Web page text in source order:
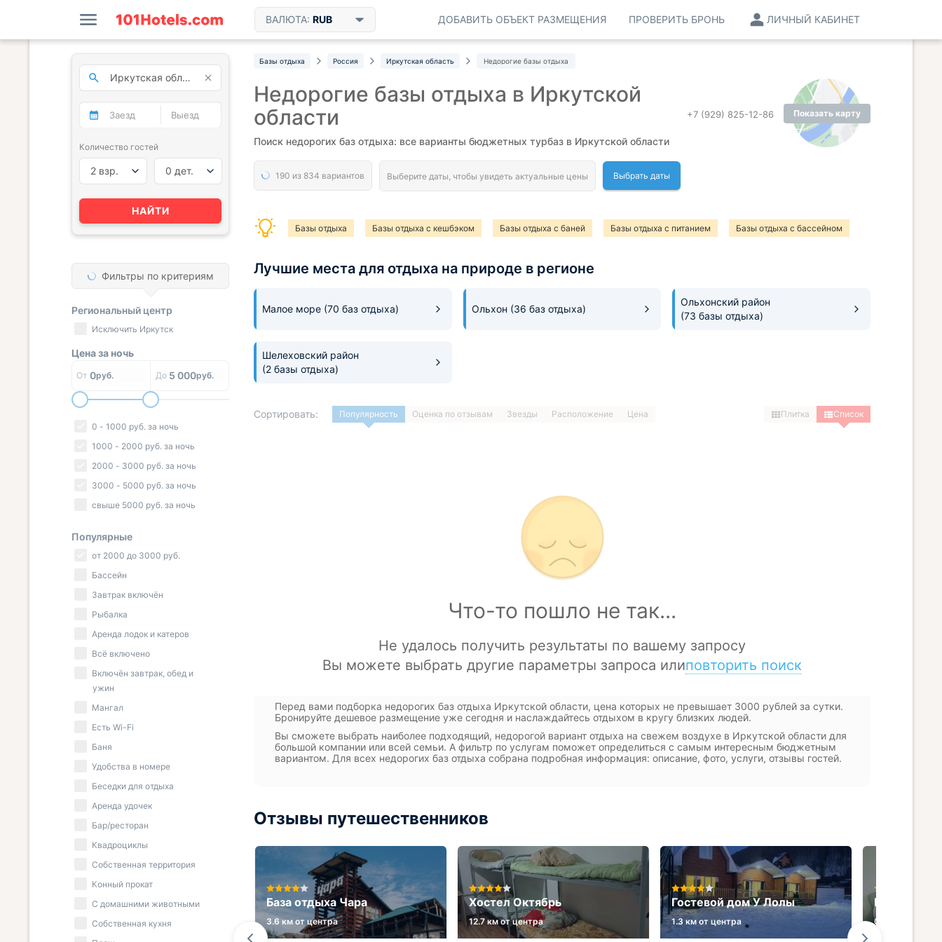
ВАЛЮТА: RUB ЛИЧНЫЙ КАБИНЕТ
ПРОВЕРИТЬ БРОНЬ
ДОБАВИТЬ ОБЪЕКТ РАЗМЕЩЕНИЯ
Базы отдыха Россия Иркутская область Недорогие базы отдыха
Показать карту
+7 (929) 825-12-86
Недорогие базы отдыха в Иркутской
области
Поиск недорогих баз отдыха: все варианты бюджетных турбаз в Иркутской области
Выбрать даты
Базы отдыха Базы отдыха с кешбэком Базы отдыха с баней Базы отдыха с питанием Базы отдыха с бассейном
Лучшие места для отдыха на природе в регионе
Малое море (70 баз отдыха) Ольхон (36 баз отдыха)
Ольхонский район
(73 базы отдыха)
Шелеховский район
(2 базы отдыха)
Сортировать: Популярность Оценка по отзывам Звезды Расположение Цена Плитка Список
Перед вами подборка недорогих баз отдыха Иркутской области, цена которых не превышает 3000 рублей за сутки.
Бронируйте дешевое размещение уже сегодня и наслаждайтесь отдыхом в кругу близких людей.
Вы сможете выбрать наиболее подходящий, недорогой вариант отдыха на свежем воздухе в Иркутской области для
большой компании или всей семьи. А фильтр по услугам поможет определиться с самым интересным бюджетным
вариантом. Для всех недорогих баз отдыха собрана подробная информация: описание, фото, услуги, отзывы гостей.
Отзывы путешественников
Гостиница Учебный центр
профсоюзов
6.1 км от центра
База отдыха Чара
3.6 км от центра
Хостел Октябрь
12.7 км от центра
Гостевой дом У Лолы
1.3 км от центра
База
0.4 км от
Количество гостей
2 взр. 0 дет.
НАЙТИ
Фильтры по критериям
Региональный центр
Исключить Иркутск
Цена за ночь
От 0руб. До 5 000руб.
0 - 1000 руб. за ночь
1000 - 2000 руб. за ночь
2000 - 3000 руб. за ночь
3000 - 5000 руб. за ночь
свыше 5000 руб. за ночь
Популярные
от 2000 до 3000 руб.
Бассейн
Завтрак включён
Рыбалка
Аренда лодок и катеров
Всё включено
Включён завтрак, обед и
ужин
Мангал
Есть Wi-Fi
Баня
Удобства в номере
Беседки для отдыха
Аренда удочек
Бар/ресторан
Квадроциклы
Собственная территория
Конный прокат
С домашними животными
Собственная кухня